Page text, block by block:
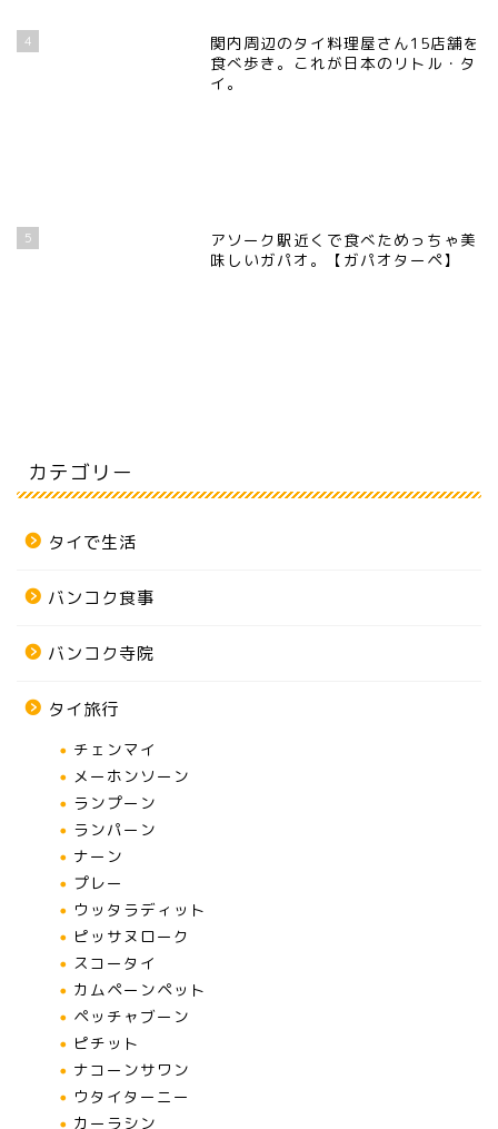
4
関内周辺のタイ料理屋さん15店舗を
食べ歩き。これが日本のリトル・タ
イ。
5
アソーク駅近くで食べためっちゃ美
味しいガパオ。【ガパオターペ】
カテゴリー
タイで生活
バンコク食事
バンコク寺院
タイ旅行
チェンマイ
メーホンソーン
ランプーン
ランパーン
ナーン
プレー
ウッタラディット
ピッサヌローク
スコータイ
カムペーンペット
ペッチャブーン
ピチット
ナコーンサワン
ウタイターニー
カーラシン